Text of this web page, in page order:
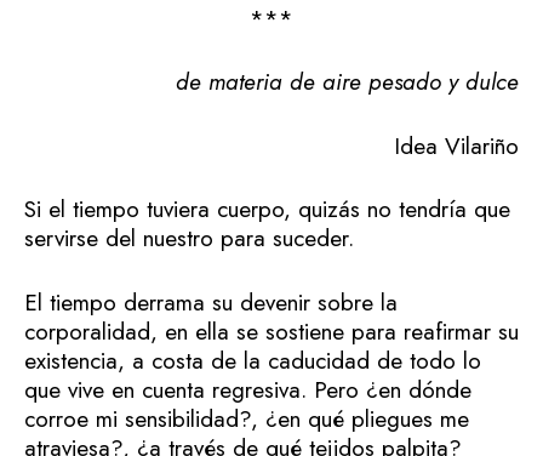
***
de materia de aire pesado y dulce
Idea Vilariño
Si el tiempo tuviera cuerpo, quizás no tendría que
servirse del nuestro para suceder.
El tiempo derrama su devenir sobre la
corporalidad, en ella se sostiene para reafirmar su
existencia, a costa de la caducidad de todo lo
que vive en cuenta regresiva. Pero ¿en dónde
corroe mi sensibilidad?, ¿en qué pliegues me
atraviesa?, ¿a través de qué tejidos palpita?